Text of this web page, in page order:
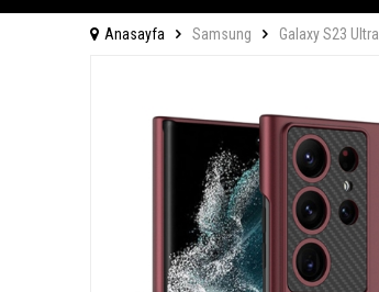
Anasayfa Samsung Galaxy S23 Ultra